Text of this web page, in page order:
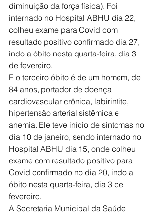
diminuição da força física). Foi
internado no Hospital ABHU dia 22,
colheu exame para Covid com
resultado positivo confirmado dia 27,
indo a óbito nesta quarta-feira, dia 3
de fevereiro.
E o terceiro óbito é de um homem, de
84 anos, portador de doença
cardiovascular crônica, labirintite,
hipertensão arterial sistêmica e
anemia. Ele teve início de sintomas no
dia 10 de janeiro, sendo internado no
Hospital ABHU dia 15, onde colheu
exame com resultado positivo para
Covid confirmado no dia 20, indo a
óbito nesta quarta-feira, dia 3 de
fevereiro.
A Secretaria Municipal da Saúde